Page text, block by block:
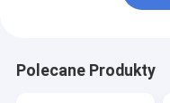
Polecane Produkty